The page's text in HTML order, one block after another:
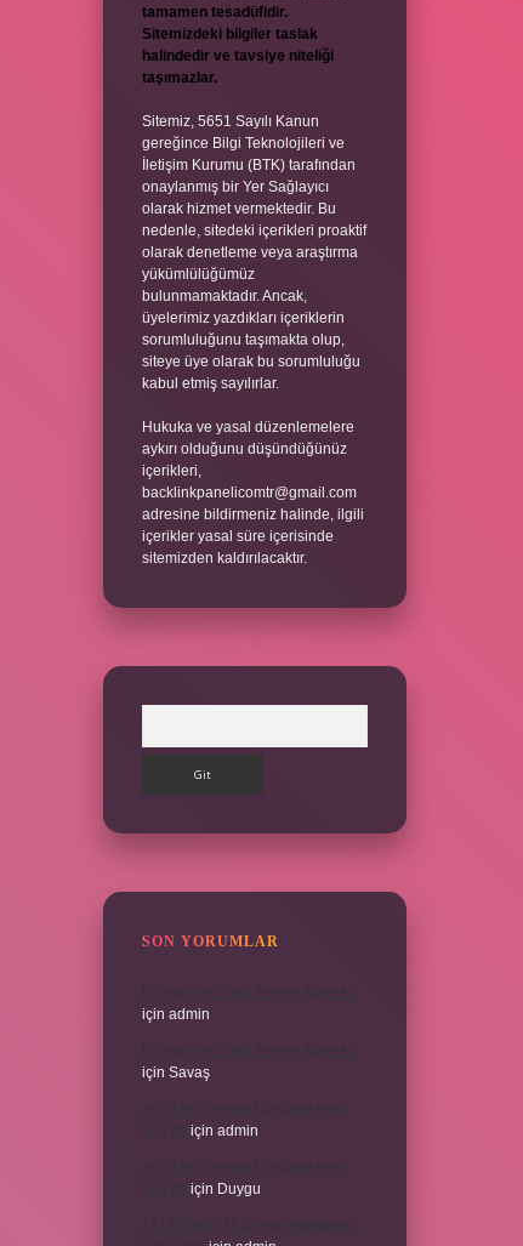
tamamen tesadüfidir.
Sitemizdeki bilgiler taslak
halindedir ve tavsiye niteliği
taşımazlar.
Sitemiz, 5651 Sayılı Kanun
gereğince Bilgi Teknolojileri ve
İletişim Kurumu (BTK) tarafından
onaylanmış bir Yer Sağlayıcı
olarak hizmet vermektedir. Bu
nedenle, sitedeki içerikleri proaktif
olarak denetleme veya araştırma
yükümlülüğümüz
bulunmamaktadır. Ancak,
üyelerimiz yazdıkları içeriklerin
sorumluluğunu taşımakta olup,
siteye üye olarak bu sorumluluğu
kabul etmiş sayılırlar.
Hukuka ve yasal düzenlemelere
aykırı olduğunu düşündüğünüz
içerikleri,
backlinkpanelicomtr@gmail.com
adresine bildirmeniz halinde, ilgili
içerikler yasal süre içerisinde
sitemizden kaldırılacaktır.
SON YORUMLAR
Kumun Ve Zuhûr Teorisi Kime Ait
için admin
Kumun Ve Zuhûr Teorisi Kime Ait
için Savaş
Ana Fikir Ve Ana Düşünce Aynı
için admin
için Duygu
1513 Tarihli Ilk Dünya Haritasını